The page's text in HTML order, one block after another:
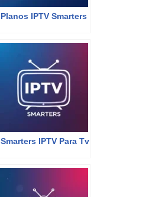
Planos IPTV Smarters
Smarters IPTV Para Tv